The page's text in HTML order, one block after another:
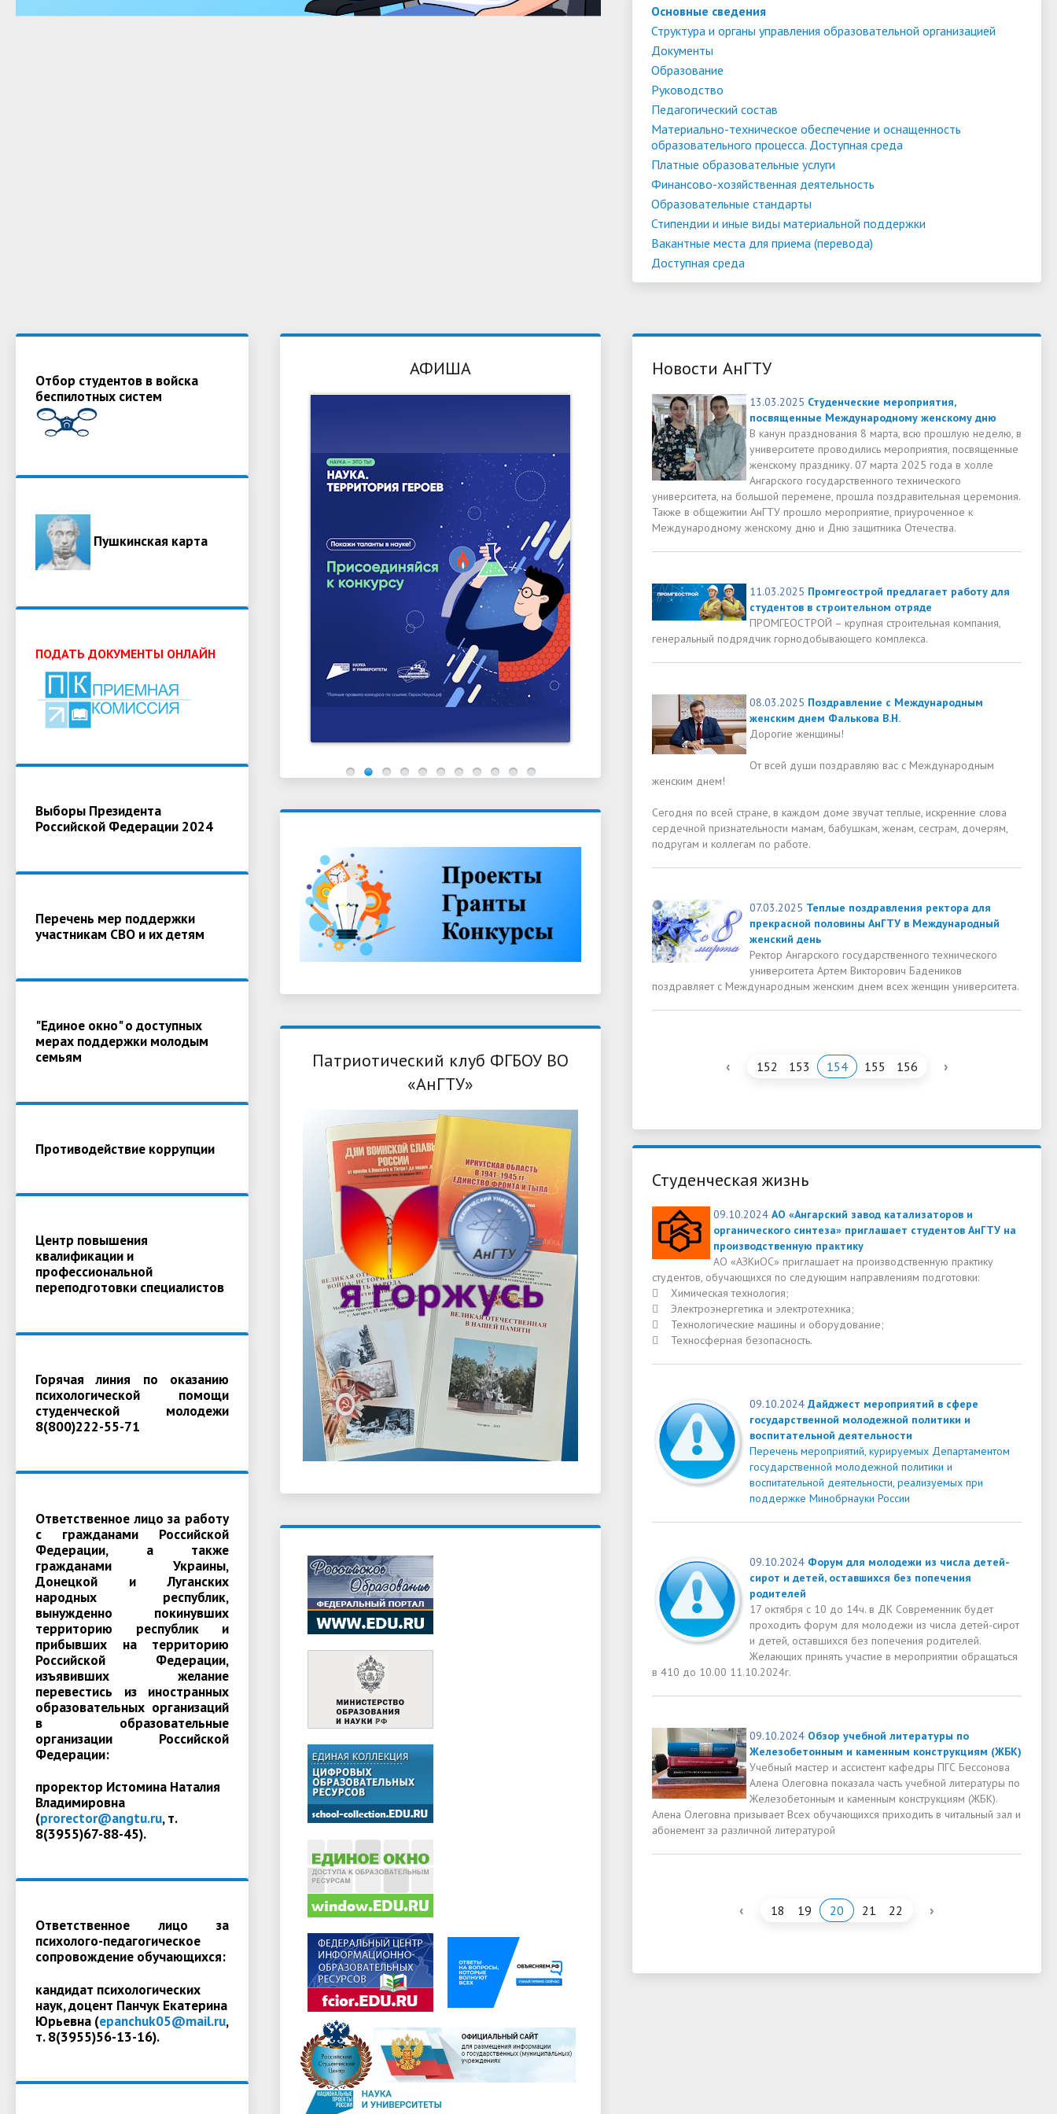
Основные сведения
Структура и органы управления образовательной организацией
Документы
Образование
Руководство
Педагогический состав
Материально-техническое обеспечение и оснащенность
образовательного процесса. Доступная среда
Платные образовательные услуги
Финансово-хозяйственная деятельность
Образовательные стандарты
Стипендии и иные виды материальной поддержки
Вакантные места для приема (перевода)
Доступная среда
Отбор студентов в войска
беспилотных систем
Пушкинская карта
ПОДАТЬ ДОКУМЕНТЫ ОНЛАЙН
Выборы Президента
Российской Федерации 2024
Перечень мер поддержки
участникам СВО и их детям
"Единое окно" о доступных
мерах поддержки молодым
семьям
Противодействие коррупции
Центр повышения
квалификации и
профессиональной
переподготовки специалистов
Горячая линия по оказанию
психологической помощи
студенческой молодежи
8(800)222-55-71
Ответственное лицо за работу
с гражданами Российской
Федерации, а также
гражданами Украины,
Донецкой и Луганских
народных республик,
вынужденно покинувших
территорию республик и
прибывших на территорию
Российской Федерации,
изъявивших желание
перевестись из иностранных
образовательных организаций
в образовательные
организации Российской
Федерации:
проректор Истомина Наталия
Владимировна
(prorector@angtu.ru, т.
8(3955)67-88-45).
Ответственное лицо за
психолого-педагогическое
сопровождение обучающихся:
кандидат психологических
наук, доцент Панчук Екатерина
Юрьевна (epanchuk05@mail.ru,
т. 8(3955)56-13-16).
АФИША
Патриотический клуб ФГБОУ ВО
«АнГТУ»
Новости АнГТУ
13.03.2025 Студенческие мероприятия,
посвященные Международному женскому дню
В канун празднования 8 марта, всю прошлую неделю, в
университете проводились мероприятия, посвященные
женскому празднику. 07 марта 2025 года в холле
Ангарского государственного технического
университета, на большой перемене, прошла поздравительная церемония.
Также в общежитии АнГТУ прошло мероприятие, приуроченное к
Международному женскому дню и Дню защитника Отечества.
11.03.2025 Промгеострой предлагает работу для
студентов в строительном отряде
ПРОМГЕОСТРОЙ – крупная строительная компания,
генеральный подрядчик горнодобывающего комплекса.
08.03.2025 Поздравление с Международным
женским днем Фалькова В.Н.
Дорогие женщины!
От всей души поздравляю вас с Международным
женским днем!
Сегодня по всей стране, в каждом доме звучат теплые, искренние слова
сердечной признательности мамам, бабушкам, женам, сестрам, дочерям,
подругам и коллегам по работе.
07.03.2025 Теплые поздравления ректора для
прекрасной половины АнГТУ в Международный
женский день
Ректор Ангарского государственного технического
университета Артем Викторович Бадеников
поздравляет с Международным женским днем всех женщин университета.
‹ 152 153 154 155 156 ›
Студенческая жизнь
09.10.2024 АО «Ангарский завод катализаторов и
органического синтеза» приглашает студентов АнГТУ на
производственную практику
АО «АЗКиОС» приглашает на производственную практику
студентов, обучающихся по следующим направлениям подготовки:
 Химическая технология;
 Электроэнергетика и электротехника;
 Технологические машины и оборудование;
 Техносферная безопасность.
09.10.2024 Дайджест мероприятий в сфере
государственной молодежной политики и
воспитательной деятельности
Перечень мероприятий, курируемых Департаментом
государственной молодежной политики и
воспитательной деятельности, реализуемых при
поддержке Минобрнауки России
09.10.2024 Форум для молодежи из числа детей-
сирот и детей, оставшихся без попечения
родителей
17 октября с 10 до 14ч. в ДК Современник будет
проходить форум для молодежи из числа детей-сирот
и детей, оставшихся без попечения родителей.
Желающих принять участие в мероприятии обращаться
в 410 до 10.00 11.10.2024г.
09.10.2024 Обзор учебной литературы по
Железобетонным и каменным конструкциям (ЖБК)
Учебный мастер и ассистент кафедры ПГС Бессонова
Алена Олеговна показала часть учебной литературы по
Железобетонным и каменным конструкциям (ЖБК).
Алена Олеговна призывает Всех обучающихся приходить в читальный зал и
абонемент за различной литературой
‹ 18 19 20 21 22 ›